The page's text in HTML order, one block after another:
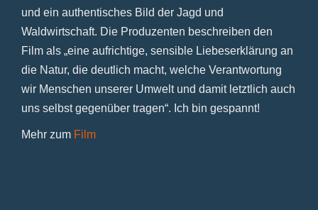
und ein authentisches Bild der Jagd und
Waldwirtschaft. Die Produzenten beschreiben den
Film als „eine aufrichtige, sensible Liebeserklärung an
die Natur, die deutlich macht, welche Verantwortung
wir Menschen unserer Umwelt und damit letztlich auch
uns selbst gegenüber tragen“. Ich bin gespannt!
Mehr zum Film